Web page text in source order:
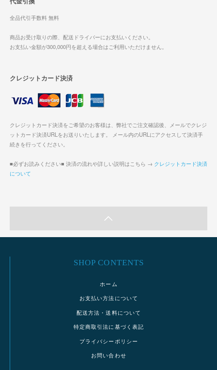
全品代引手数料 無料
商品お受け取りの際、配送ドライバーにお支払いください。
お支払い金額が300,000円を超える場合はご利用いただけません。
クレジットカード決済
クレジットカード決済をご希望のお客様は、弊社でご注文確認後、メールでクレジ
ットカード決済URLをお送りいたします。 メール内のURLにアクセスして決済手
続きを行ってください。
■必ずお読みください■ 決済の流れや詳しい説明はこちら → クレジットカード決済
について
SHOP CONTENTS
ホーム
お支払い方法について
配送方法・送料について
特定商取引法に基づく表記
プライバシーポリシー
お問い合わせ